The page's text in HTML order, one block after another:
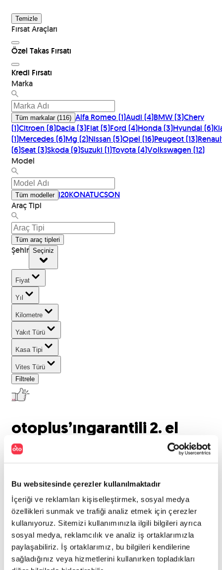
Bu websitesinde çerezler kullanılmaktadır
İçeriği ve reklamları kişiselleştirmek, sosyal medya
özellikleri sunmak ve trafiği analiz etmek için çerezler
kullanıyoruz. Sitemizi kullanımınızla ilgili bilgileri ayrıca
sosyal medya, reklamcılık ve analiz iş ortaklarımızla
paylaşabiliriz. İş ortaklarımız, bu bilgileri kendilerine
sağladığınız veya hizmetlerini kullanırken topladıkları
Temizle
Fırsat Araçları
Özel Takas Fırsatı
Kredi Fırsatı
Marka
Tüm markalar(116) Alfa Romeo(1)Audi (4)BMW(3)Chery
(1)Citroen (8)Dacia(3)Fiat(5)Ford (4)Honda(3)Hyundai (6)
(1)Mercedes(6)Mg (2)Nissan (5)Opel (16)Peugeot(13)
(6)Seat(3)Skoda(9)Suzuki (1)Toyota(4)Volkswagen (12)
Model
Tüm modeller i20KONATUCSON
Araç Tipi
Tüm araç tipleri
Şehir Seçiniz
Fiyat
Yıl
Kilometre
Yakıt Türü
Kasa Tipi
Vites Türü
Filtrele
otoplus’ıngarantili 2. el
araçları listeleniyor..
0 araç bulundu
Marka:
Hyundai
Model:
i10
Tümünü Temizle
Aradığınız kriterlerde araç